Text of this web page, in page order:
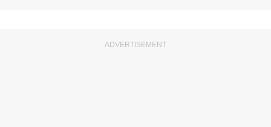
ADVERTISEMENT